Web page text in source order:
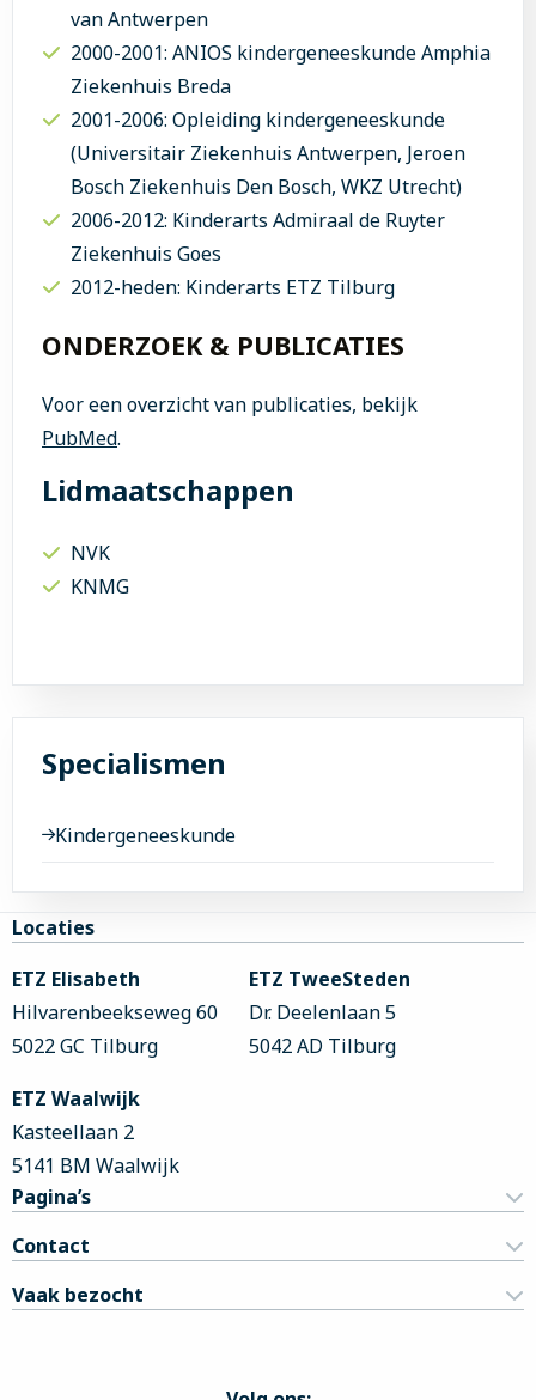
van Antwerpen
2000-2001: ANIOS kindergeneeskunde Amphia
Ziekenhuis Breda
2001-2006: Opleiding kindergeneeskunde
(Universitair Ziekenhuis Antwerpen, Jeroen
Bosch Ziekenhuis Den Bosch, WKZ Utrecht)
2006-2012: Kinderarts Admiraal de Ruyter
Ziekenhuis Goes
2012-heden: Kinderarts ETZ Tilburg
ONDERZOEK & PUBLICATIES
Voor een overzicht van publicaties, bekijk
PubMed.
Lidmaatschappen
NVK
KNMG
Specialismen
Kindergeneeskunde
Site
Locaties
ETZ Elisabeth
Hilvarenbeekseweg 60
5022 GC Tilburg
ETZ TweeSteden
Dr. Deelenlaan 5
5042 AD Tilburg
ETZ Waalwijk
Kasteellaan 2
5141 BM Waalwijk
Pagina’s
Contact
Vaak bezocht